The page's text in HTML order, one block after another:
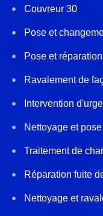
Couvreur 30
Pose et
Pose et
Ravalement de
Intervention
Nettoyage et
Traitement de
Réparation fuite
Nettoyage et